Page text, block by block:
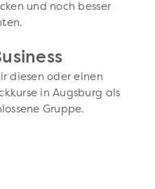
und noch besser
diesen oder einen
in Augsburg als
Gruppe.